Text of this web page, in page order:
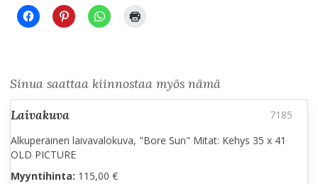
Sinua saattaa kiinnostaa myös nämä
laivakuva
Alkuperäinen laivavalokuva, "Bore Sun" Mitat: Kehys 35 x 41
OLD PICTURE
Myyntihinta: 115,00 €